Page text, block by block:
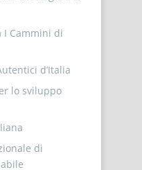
I Cammini di
d’Italia
lo sviluppo
di